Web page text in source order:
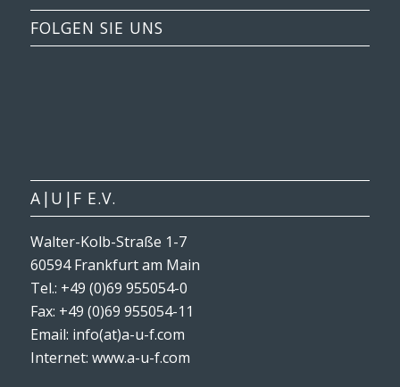
FOLGEN SIE UNS
A|U|F E.V.
Walter-Kolb-Straße 1-7
60594 Frankfurt am Main
Tel.: +49 (0)69 955054-0
Fax: +49 (0)69 955054-11
Email: info(at)a-u-f.com
Internet: www.a-u-f.com